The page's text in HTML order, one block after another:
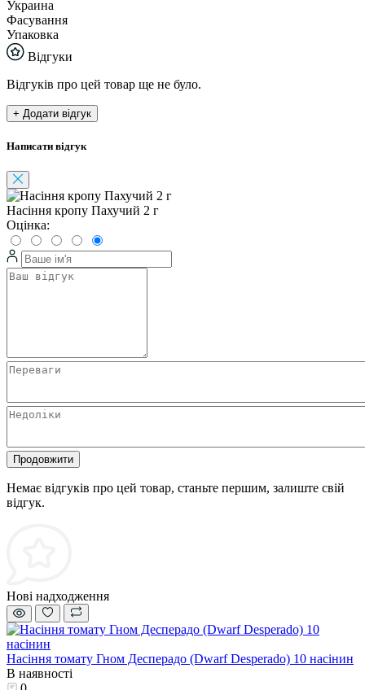
Украина
Фасування
Упаковка
Відгуки
Відгуків про цей товар ще не було.
+ Додати відгук
Написати відгук
Насіння кропу Пахучий 2 г
Оцінка:
Продовжити
Немає відгуків про цей товар, станьте першим, залиште свій
відгук.
Нові надходження
Насіння томату Гном Десперадо (Dwarf Desperado) 10 насінин
В наявності